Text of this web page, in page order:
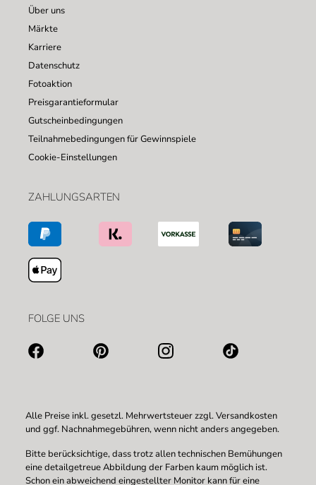
Über uns
Märkte
Karriere
Datenschutz
Fotoaktion
Preisgarantieformular
Gutscheinbedingungen
Teilnahmebedingungen für Gewinnspiele
Cookie-Einstellungen
ZAHLUNGSARTEN
FOLGE UNS
Alle Preise inkl. gesetzl. Mehrwertsteuer zzgl.Versandkosten
und ggf. Nachnahmegebühren, wenn nicht anders angegeben.
Bitte berücksichtige, dass trotz allen technischen Bemühungen
eine detailgetreue Abbildung der Farben kaum möglich ist.
Schon ein abweichend eingestellter Monitor kann für eine